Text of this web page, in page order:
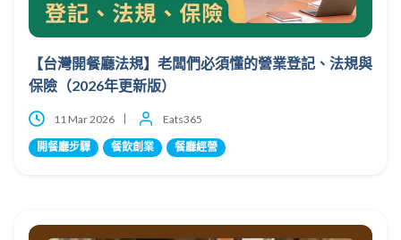
【台灣開餐廳法規】老闆們必須懂的營業登記、法規與
保險（2026年更新版）
11 Mar 2026 Eats365
開餐廳步驟 餐飲創業 餐廳經營